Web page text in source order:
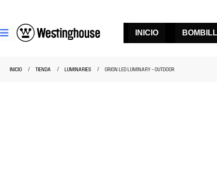
INICIO
INICIO TIENDA LUMINARIES ORION LED LUMINARY – OUTDOOR